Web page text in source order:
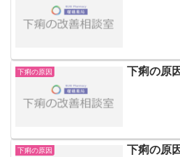
下痢の原因 下痢の原
下痢の原因 下痢の原